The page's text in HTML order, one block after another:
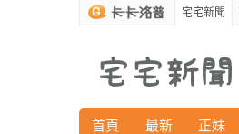
宅宅新聞
首頁 最新 正妹